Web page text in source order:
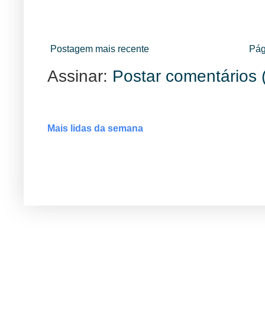
Postagem mais recente
Assinar: Postar comentários
Mais lidas da semana